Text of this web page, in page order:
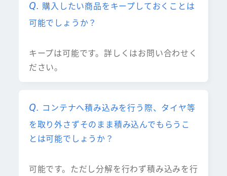
購入したい商品をキープしておくことは
可能でしょうか？
キープは可能です。詳しくはお問い合わせく
ださい。
コンテナへ積み込みを行う際、タイヤ等
を取り外さずそのまま積み込んでもらうこ
とは可能でしょうか？
可能です。ただし分解を行わず積み込みを行